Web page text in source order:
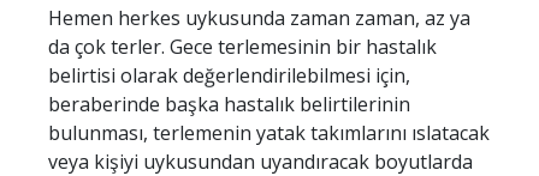
Hemen herkes uykusunda zaman zaman, az ya
da çok terler. Gece terlemesinin bir hastalık
belirtisi olarak değerlendirilebilmesi için,
beraberinde başka hastalık belirtilerinin
bulunması, terlemenin yatak takımlarını ıslatacak
veya kişiyi uykusundan uyandıracak boyutlarda